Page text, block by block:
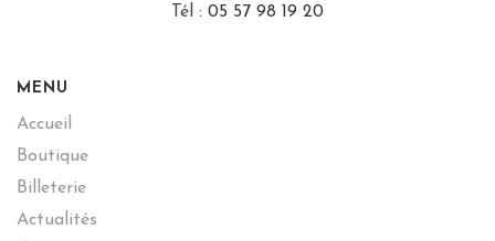
Tél : 05 57 98 19 20
MENU
Accueil
Boutique
Billeterie
Actualités